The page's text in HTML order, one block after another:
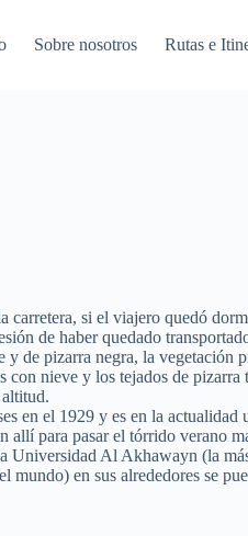
Sobre nosotros Rutas e
si el viajero quedó
de haber quedado
y de pizarra negra, la vegetación
con nieve y los tejados de
en el 1929 y es en la
allí para pasar el tórrido verano
Universidad Al Akhawayn (la
mundo) en sus alrededores se